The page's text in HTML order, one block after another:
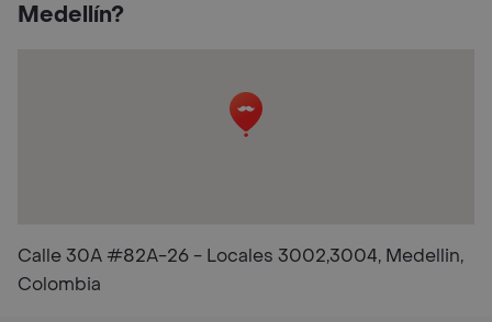
Medellín?
Calle 30A #82A-26 - Locales 3002,3004, Medellin,
Colombia